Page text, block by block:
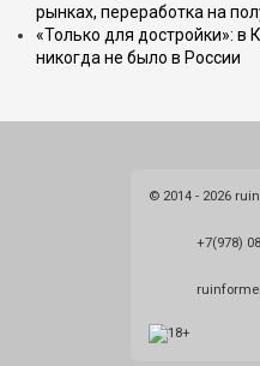
рынках, переработка на
«Только для достройки»: в
никогда не было в России
© 2014 - 2026
+7(978)